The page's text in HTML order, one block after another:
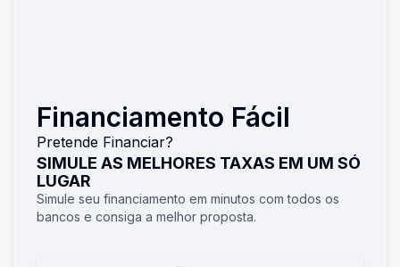
Financiamento Fácil
Pretende Financiar?
SIMULE AS MELHORES TAXAS EM UM SÓ
LUGAR
Simule seu financiamento em minutos com todos os
bancos e consiga a melhor proposta.